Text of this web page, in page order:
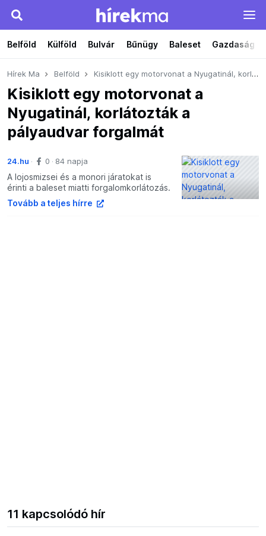
Belföld Külföld Bulvár Bűnügy Baleset Gazdaság
Hírek Ma Belföld Kisiklott egy motorvonat a Nyugatinál, korlátozták a pályaudvar forgalmát
Kisiklott egy motorvonat a
Nyugatinál, korlátozták a
pályaudvar forgalmát
24.hu 0 84 napja
A lojosmizsei és a monori járatokat is
érinti a baleset miatti forgalomkorlátozás.
Tovább a teljes hírre
11 kapcsolódó hír